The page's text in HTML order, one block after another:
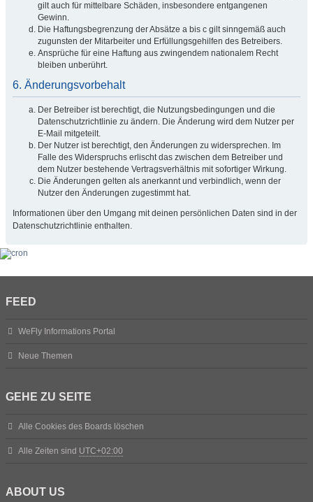
gilt auch für mittelbare Schäden, insbesondere entgangenen
Gewinn.
Die Haftungsbegrenzung der Absätze a bis c gilt sinngemäß auch
zugunsten der Mitarbeiter und Erfüllungsgehilfen des Betreibers.
Ansprüche für eine Haftung aus zwingendem nationalem Recht
bleiben unberührt.
6. Änderungsvorbehalt
Der Betreiber ist berechtigt, die Nutzungsbedingungen und die
Datenschutzrichtlinie zu ändern. Die Änderung wird dem Nutzer per
E-Mail mitgeteilt.
Der Nutzer ist berechtigt, den Änderungen zu widersprechen. Im
Falle des Widerspruchs erlischt das zwischen dem Betreiber und
dem Nutzer bestehende Vertragsverhältnis mit sofortiger Wirkung.
Die Änderungen gelten als anerkannt und verbindlich, wenn der
Nutzer den Änderungen zugestimmt hat.
Informationen über den Umgang mit deinen persönlichen Daten sind in der
Datenschutzrichtlinie enthalten.
FEED
WeFly Informations Portal
Neue Themen
GEHE ZU SEITE
Alle Cookies des Boards löschen
Alle Zeiten sind UTC+02:00
ABOUT US